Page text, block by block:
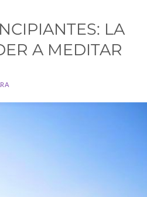
LA
A MEDITAR